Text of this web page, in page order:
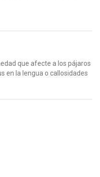
que afecte a los pájaros
en la lengua o callosidades